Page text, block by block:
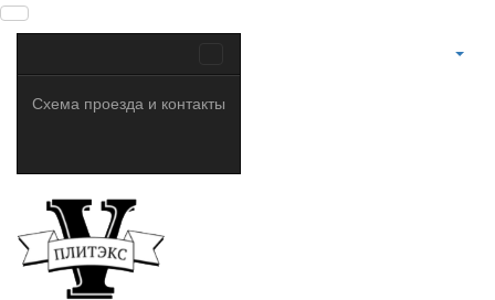
Схема проезда и контакты